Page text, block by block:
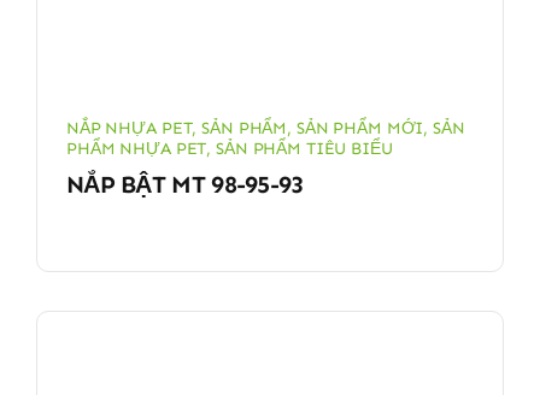
NẮP NHỰA PET,SẢN PHẨM, SẢN PHẨM MỚI,SẢN
PHẨM NHỰA PET,SẢN PHẨM TIÊU BIỂU
NẮP BẬT MT 98-95-93